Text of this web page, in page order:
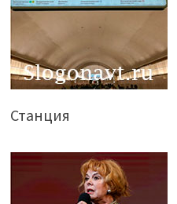
Станция